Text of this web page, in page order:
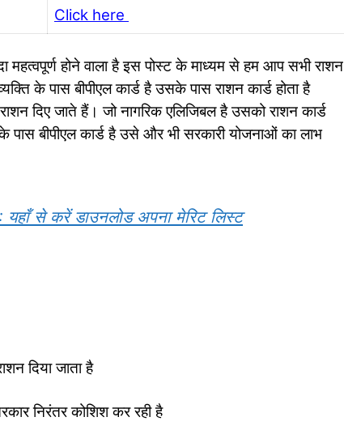
Click here
महत्वपूर्ण होने वाला है इस पोस्ट के माध्यम से हम आप सभी राशन
के पास बीपीएल कार्ड है उसके पास राशन कार्ड होता है
दिए जाते हैं। जो नागरिक एलिजिबल है उसको राशन कार्ड
पास बीपीएल कार्ड है उसे और भी सरकारी योजनाओं का लाभ
से करें डाउनलोड अपना मेरिट लिस्ट
दिया जाता है
निरंतर कोशिश कर रही है